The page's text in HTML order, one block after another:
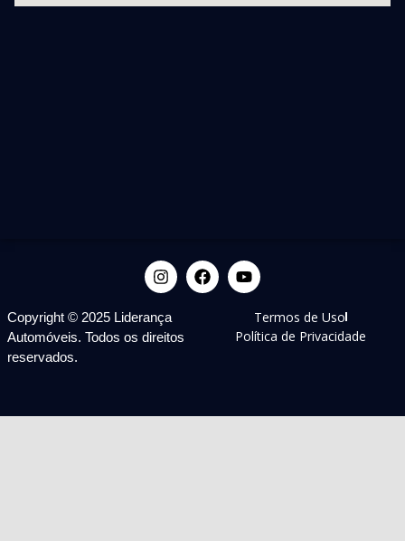
Copyright © 2025 Liderança
Automóveis. Todos os direitos
reservados.
Termos de Uso
Política de Privacidade